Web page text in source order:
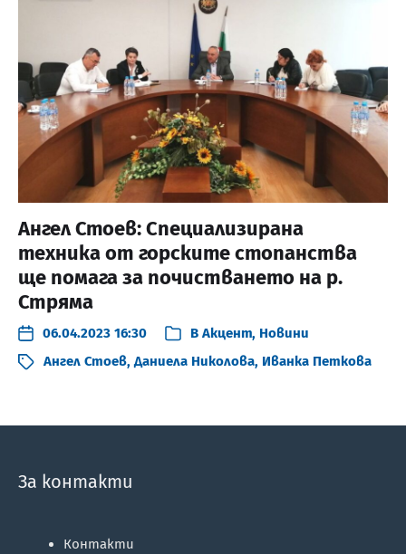
Ангел Стоев: Специализирана
техника от горските стопанства
ще помага за почистването на р.
Стряма
06.04.2023 16:30 В Акцент, Новини
Ангел Стоев,Даниела Николова, Иванка Петкова
За контакти
Контакти